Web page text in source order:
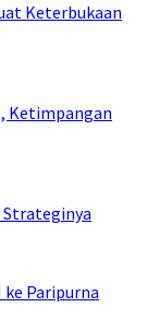
Keterbukaan
Ketimpangan
Strateginya
ke Paripurna